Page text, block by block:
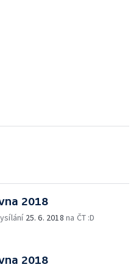
2018
25. 6. 2018 na ČT :D
2018